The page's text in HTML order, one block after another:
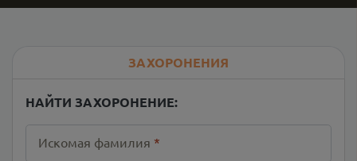
ЗАХОРОНЕНИЯ
НАЙТИ ЗАХОРОНЕНИЕ:
Искомая фамилия *